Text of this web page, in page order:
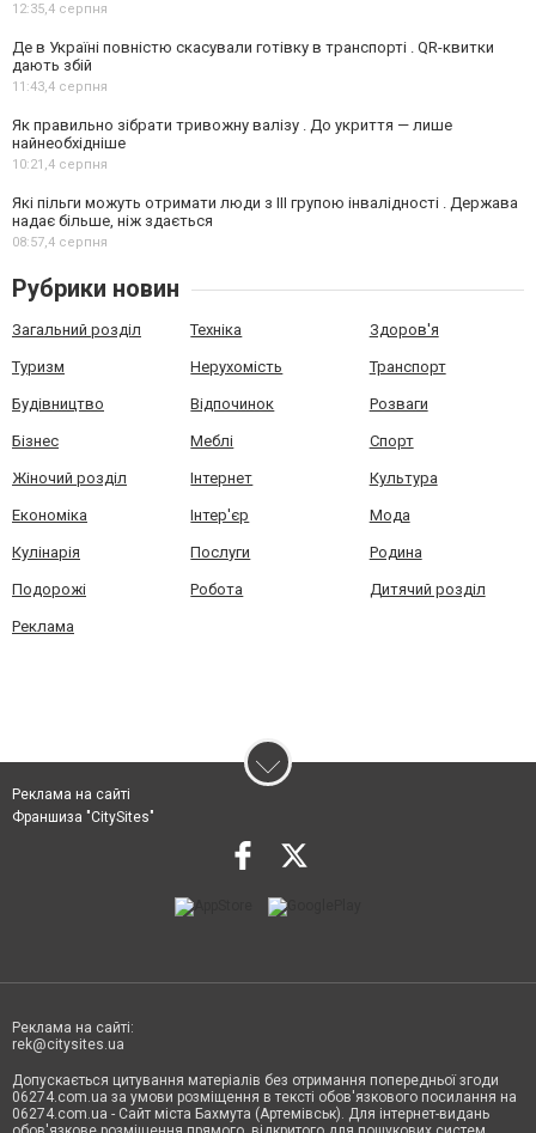
12:35,4 серпня
Де в Україні повністю скасували готівку в транспорті . QR-квитки
дають збій
11:43,4 серпня
Як правильно зібрати тривожну валізу . До укриття — лише
найнеобхідніше
10:21,4 серпня
Які пільги можуть отримати люди з III групою інвалідності . Держава
надає більше, ніж здається
08:57,4 серпня
Рубрики новин
Загальний розділ Техніка Здоров'я
Туризм Нерухомість Транспорт
Будівництво Відпочинок Розваги
Бізнес Меблі Спорт
Жіночий розділ Інтернет Культура
Економіка Інтер'єр Мода
Кулінарія Послуги Родина
Подорожі Робота Дитячий розділ
Реклама
Реклама на сайті
Франшиза "CitySites"
Реклама на сайті:
rek@citysites.ua
Допускається цитування матеріалів без отримання попередньої згоди
06274.com.ua за умови розміщення в тексті обов'язкового посилання на
06274.com.ua - Сайт міста Бахмута (Артемівськ). Для інтернет-видань